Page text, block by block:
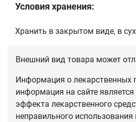
Условия хранения:
Хранить в закрытом виде, в
Внешний вид товара может
Информация о лекарственных
информация на сайте
эффекта лекарственного
неправильного